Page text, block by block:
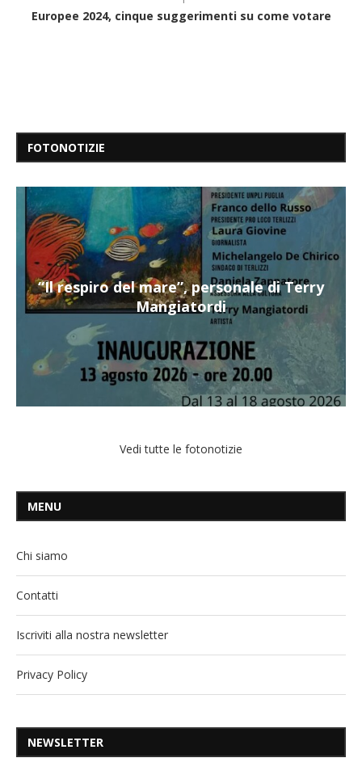
Europee 2024, cinque suggerimenti su come votare
FOTONOTIZIE
“Il respiro del mare”, personale di Terry
Mangiatordi
Vedi tutte le fotonotizie
MENU
Chi siamo
Contatti
Iscriviti alla nostra newsletter
Privacy Policy
NEWSLETTER